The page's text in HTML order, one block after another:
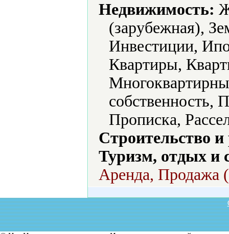
Недвижимость:
(зарубежная),
Инвестиции,
Квартиры,
собственность,
Прописка,
Строительство
Туризм, отдых и
Аренда, Продажа